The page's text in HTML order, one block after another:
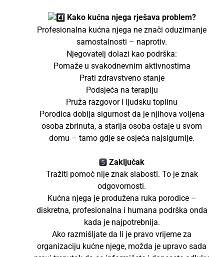
Kako kućna njega rješava problem?
Profesionalna kućna njega ne znači oduzimanje
samostalnosti – naprotiv.
Njegovatelj dolazi kao podrška:
Pomaže u svakodnevnim aktivnostima
Prati zdravstveno stanje
Podsjeća na terapiju
Pruža razgovor i ljudsku toplinu
Porodica dobija sigurnost da je njihova voljena
osoba zbrinuta, a starija osoba ostaje u svom
domu – tamo gdje se osjeća najsigurnije.
Zaključak
Tražiti pomoć nije znak slabosti. To je znak
odgovornosti.
Kućna njega je produžena ruka porodice –
diskretna, profesionalna i humana podrška onda
kada je najpotrebnija.
Ako razmišljate da li je pravo vrijeme za
organizaciju kućne njege, možda je upravo sada